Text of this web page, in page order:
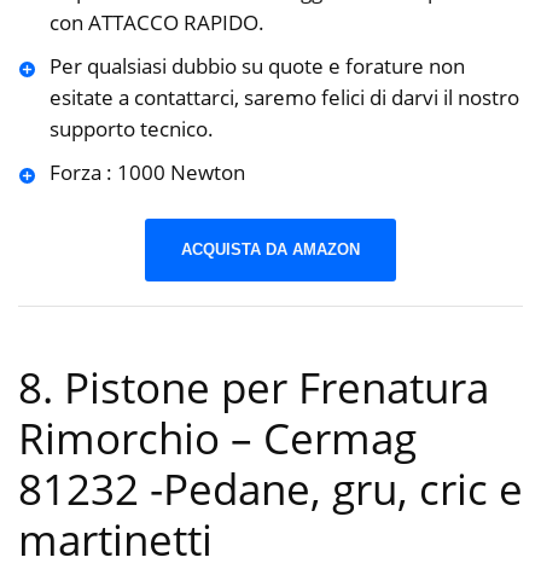
con ATTACCO RAPIDO.
Per qualsiasi dubbio su quote e forature non
esitate a contattarci, saremo felici di darvi il nostro
supporto tecnico.
Forza : 1000 Newton
ACQUISTA DA AMAZON
8. Pistone per Frenatura
Rimorchio – Cermag
81232 -Pedane, gru, cric e
martinetti